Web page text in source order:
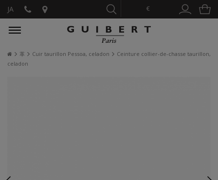
€
JA
革 Cuir taurillon Pessoa, celadon
Ceinture collier-de-chasse taurillon,
celadon